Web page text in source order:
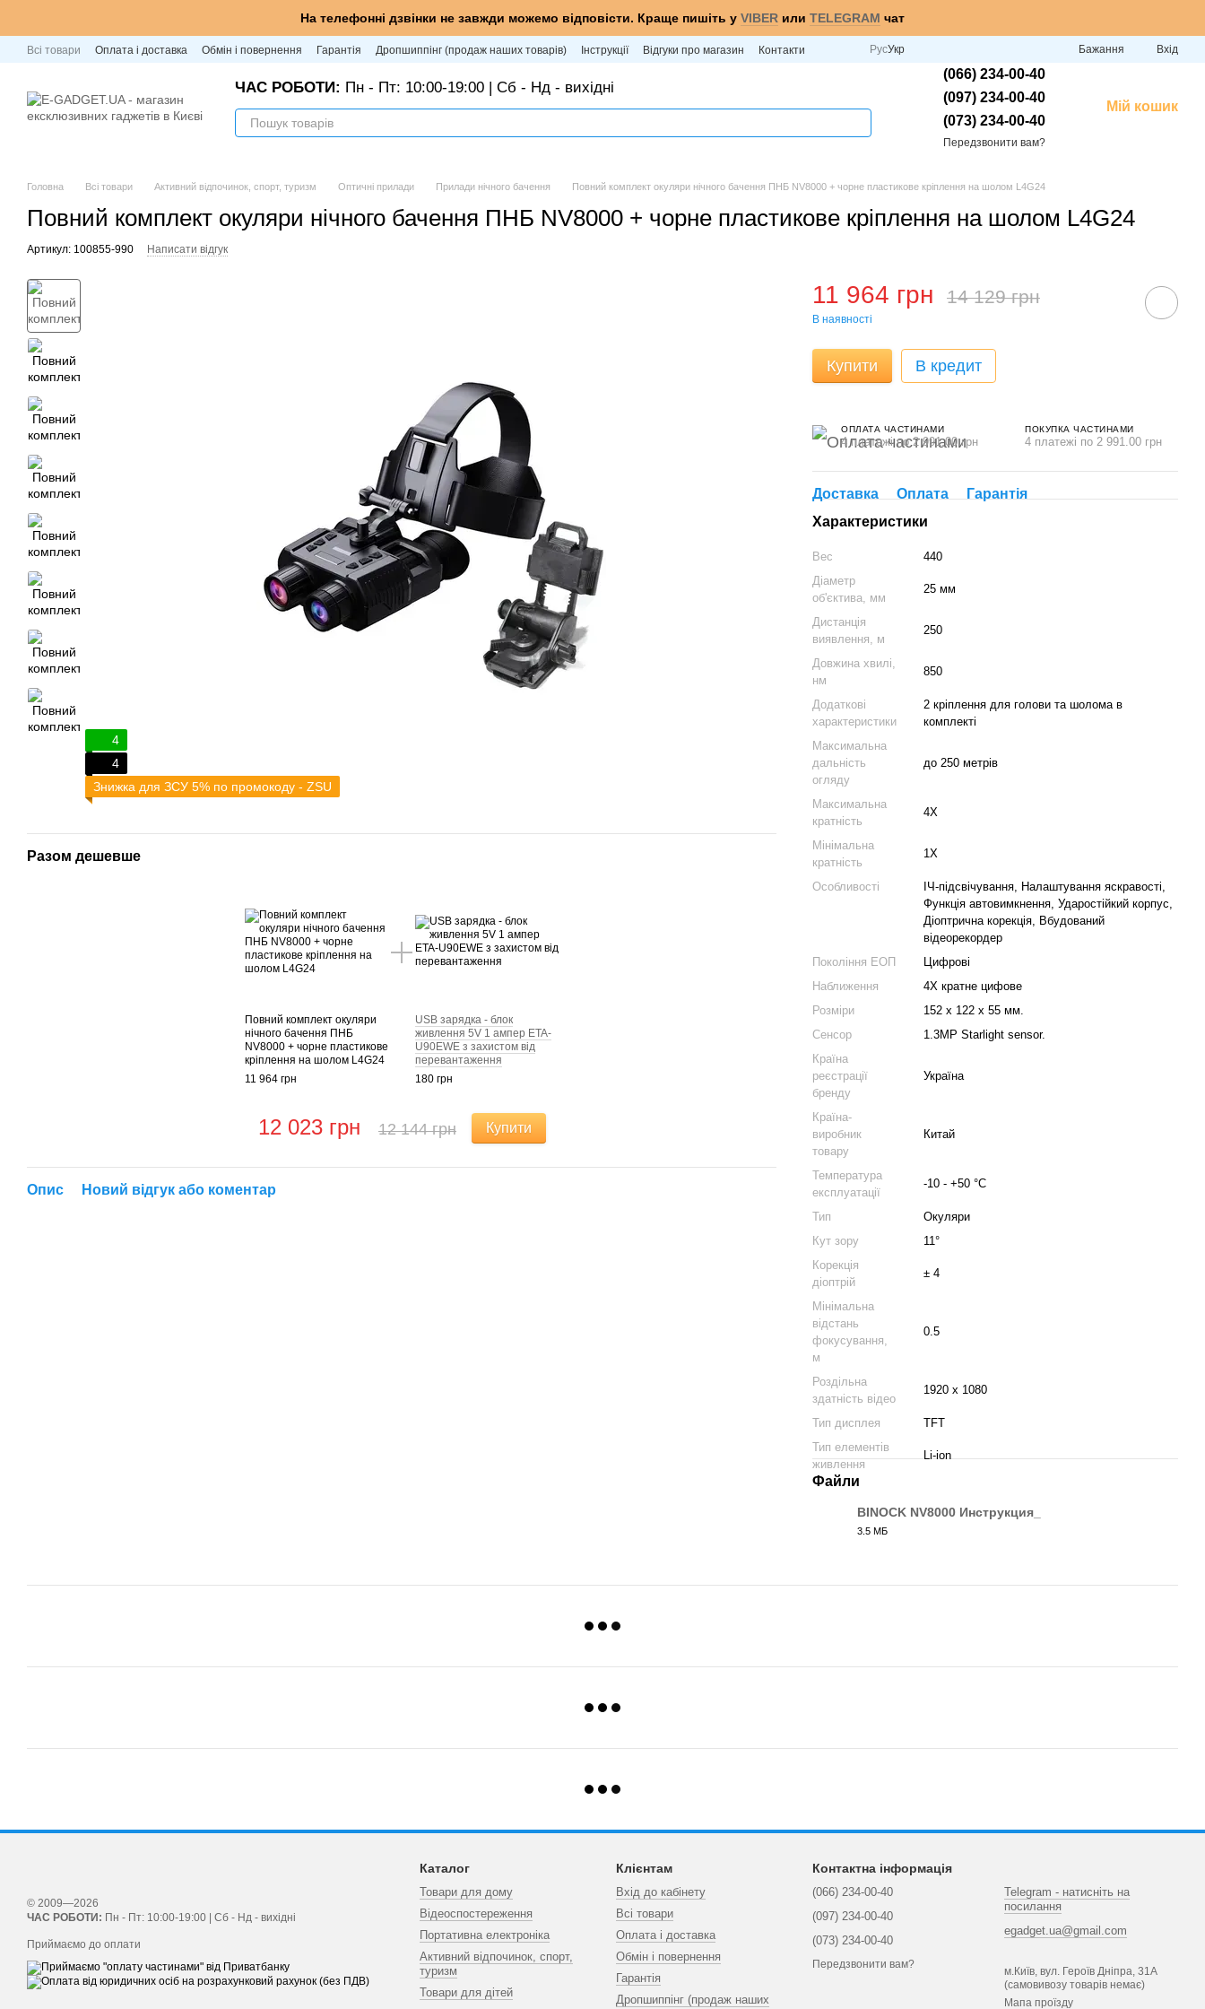
На телефонні дзвінки не завжди можемо відповісти. Краще пишіть у VIBER или TELEGRAM чат
Всі товари Оплата і доставка Обмін і повернення Гарантія Дропшиппінг (продаж наших товарів) Інструкції Відгуки про магазин Контакти РусУкр Бажання Вхід
ЧАС РОБОТИ: Пн - Пт: 10:00-19:00 | Сб - Нд - вихідні
(066) 234-00-40
(097) 234-00-40
(073) 234-00-40
Передзвонити вам?
Мій кошик
Головна Всі товари Активний відпочинок, спорт, туризм Оптичні прилади Прилади нічного бачення Повний комплект окуляри нічного бачення ПНБ NV8000 + чорне пластикове кріплення на шолом L4G24
Повний комплект окуляри нічного бачення ПНБ NV8000 + чорне пластикове кріплення на шолом L4G24
Артикул: 100855-990 Написати відгук
4
4
Знижка для ЗСУ 5% по промокоду - ZSU
Разом дешевше
Повний комплект окуляри
нічного бачення ПНБ
NV8000 + чорне пластикове
кріплення на шолом L4G24
11 964 грн
USB зарядка - блок
живлення 5V 1 ампер ETA-
U90EWE з захистом від
перевантаження
180 грн
12 023 грн 12 144 грн Купити
Опис Новий відгук або коментар
11 964 грн 14 129 грн
В наявності
Купити В кредит
ОПЛАТА ЧАСТИНАМИ
4 платежі по 2 991.00 грн
ПОКУПКА ЧАСТИНАМИ
4 платежі по 2 991.00 грн
Доставка Оплата
Гарантія
Характеристики
Вес
440
Діаметр
об'єктива, мм
25 мм
Дистанція
виявлення, м
250
Довжина хвилі,
нм
850
Додаткові
характеристики
2 кріплення для голови та шолома в
комплекті
Максимальна
дальність
огляду
до 250 метрів
Максимальна
кратність
4Х
Мінімальна
кратність
1Х
Особливості
ІЧ-підсвічування, Налаштування яскравості,
Функція автовимкнення, Ударостійкий корпус,
Діоптрична корекція, Вбудований
відеорекордер
Покоління ЕОП
Цифрові
Наближення
4Х кратне цифове
Розміри
152 х 122 х 55 мм.
Сенсор
1.3MP Starlight sensor.
Країна
реєстрації
бренду
Україна
Країна-
виробник
товару
Китай
Температура
експлуатації
-10 - +50 °C
Тип
Окуляри
Кут зору
11°
Корекція
діоптрій
± 4
Мінімальна
відстань
фокусування,
м
0.5
Роздільна
здатність відео
1920 x 1080
Тип дисплея
TFT
Тип елементів
живлення
Li-ion
Файли
BINOCK NV8000 Инструкция_
3.5 МБ
© 2009—2026
ЧАС РОБОТИ: Пн - Пт: 10:00-19:00 | Сб - Нд - вихідні
Приймаємо до оплати
Каталог
Товари для дому
Відеоспостереження
Портативна електроніка
Активний відпочинок, спорт,
туризм
Товари для дітей
Клієнтам
Вхід до кабінету
Всі товари
Оплата і доставка
Обмін і повернення
Гарантія
Дропшиппінг (продаж наших
Контактна інформація
(066) 234-00-40
(097) 234-00-40
(073) 234-00-40
Передзвонити вам?
Telegram - натисніть на
посилання
egadget.ua@gmail.com
м.Київ, вул. Героїв Дніпра, 31А
(самовивозу товарів немає)
Мапа проїзду